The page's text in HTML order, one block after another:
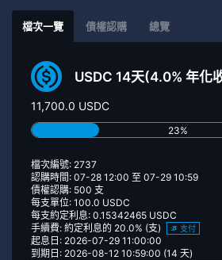
檔次一覽 債權認購 總覽
USDC 14天(4.0% 年化
11,700.0 USDC
23%
檔次編號: 2737
認購時間: 07-28 12:00 至 07-29 10:59
債權認購: 500 支
每支單位: 100.0 USDC
每支約定利息: 0.15342465 USDC
手續費: 約定利息的 20.0% (支)
支付
起息日: 2026-07-29 11:00:00
到期日: 2026-08-12 10:59:00 (14 天)